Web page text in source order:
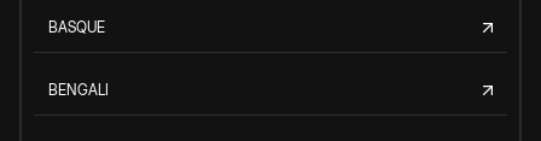
BASQUE
BENGALI